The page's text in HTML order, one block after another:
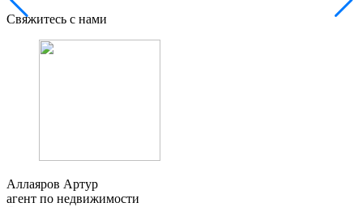
Свяжитесь с нами
Аллаяров Артур
агент по недвижимости